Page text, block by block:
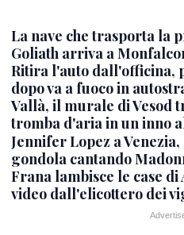
La nave che trasporta la
Goliath arriva a
Ritira l'auto dall'officina,
dopo va a fuoco in
Vallà, il murale di Vesod
tromba d'aria in un inno
Jennifer Lopez a
gondola cantando
Frana lambisce le case di
video dall'elicottero dei